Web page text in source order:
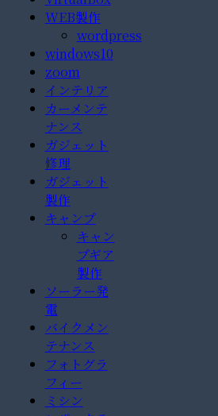
WEB製作
wordpress
windows10
zoom
インテリア
カーメンテ
ナンス
ガジェット
修理
ガジェット
製作
キャンプ
キャン
プギア
製作
ソーラー発
電
バイクメン
テナンス
フォトグラ
フィー
ミシン